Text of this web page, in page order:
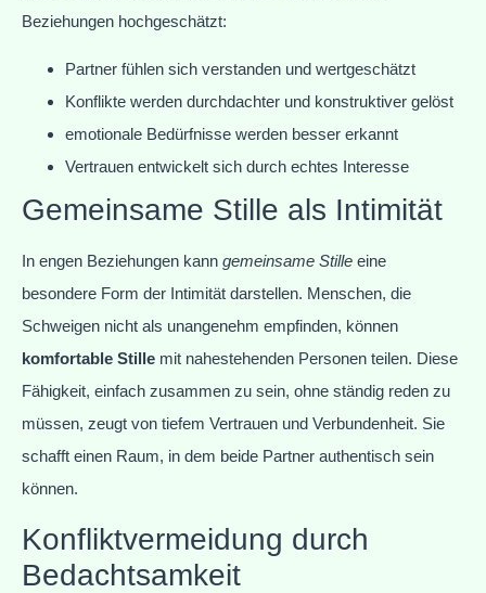
Beziehungen hochgeschätzt:
Partner fühlen sich verstanden und wertgeschätzt
Konflikte werden durchdachter und konstruktiver gelöst
emotionale Bedürfnisse werden besser erkannt
Vertrauen entwickelt sich durch echtes Interesse
Gemeinsame Stille als Intimität
In engen Beziehungen kann gemeinsame Stille eine
besondere Form der Intimität darstellen. Menschen, die
Schweigen nicht als unangenehm empfinden, können
komfortable Stille mit nahestehenden Personen teilen. Diese
Fähigkeit, einfach zusammen zu sein, ohne ständig reden zu
müssen, zeugt von tiefem Vertrauen und Verbundenheit. Sie
schafft einen Raum, in dem beide Partner authentisch sein
können.
Konfliktvermeidung durch
Bedachtsamkeit